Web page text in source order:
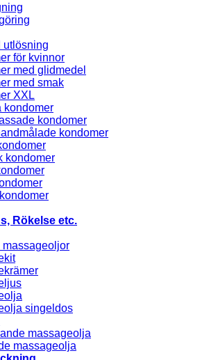
utlösning
för kvinnor
med glidmedel
med smak
XXL
kondomer
kondomer
kondomer
kondomer
Rökelse etc.
massageoljor
singeldos
massageolja
massageolja